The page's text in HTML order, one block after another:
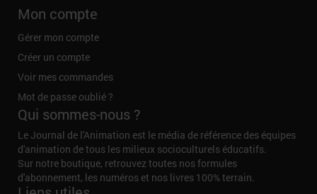
Mon compte
Gérer mon compte
Créer un compte
Voir mes commandes
Mot de passe oublié ?
Qui sommes-nous ?
Le Journal de l'Animation est le média de référence des équipes
d'animation de tous les milieux socioculturels éducatifs.
Sur notre boutique, retrouvez toutes nos formules
d'abonnement, les numéros et nos livres 100% terrain.